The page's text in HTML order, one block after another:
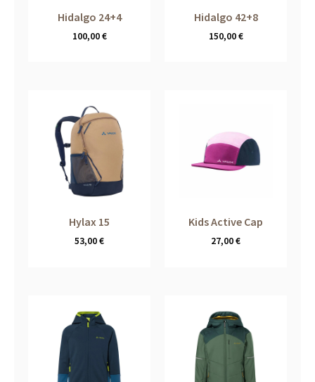
Hidalgo 24+4
100,00€
Hidalgo 42+8
150,00€
Hylax 15
53,00€
Kids Active Cap
27,00€